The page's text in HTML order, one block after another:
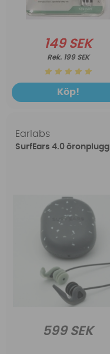
149 SEK
199 SEK
Köp!
Earlabs
SurfEars 4.0 öronplugg
599 SEK